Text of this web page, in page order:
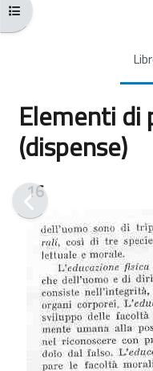
Apri indice del corso
Elementi di
(dispense)
16